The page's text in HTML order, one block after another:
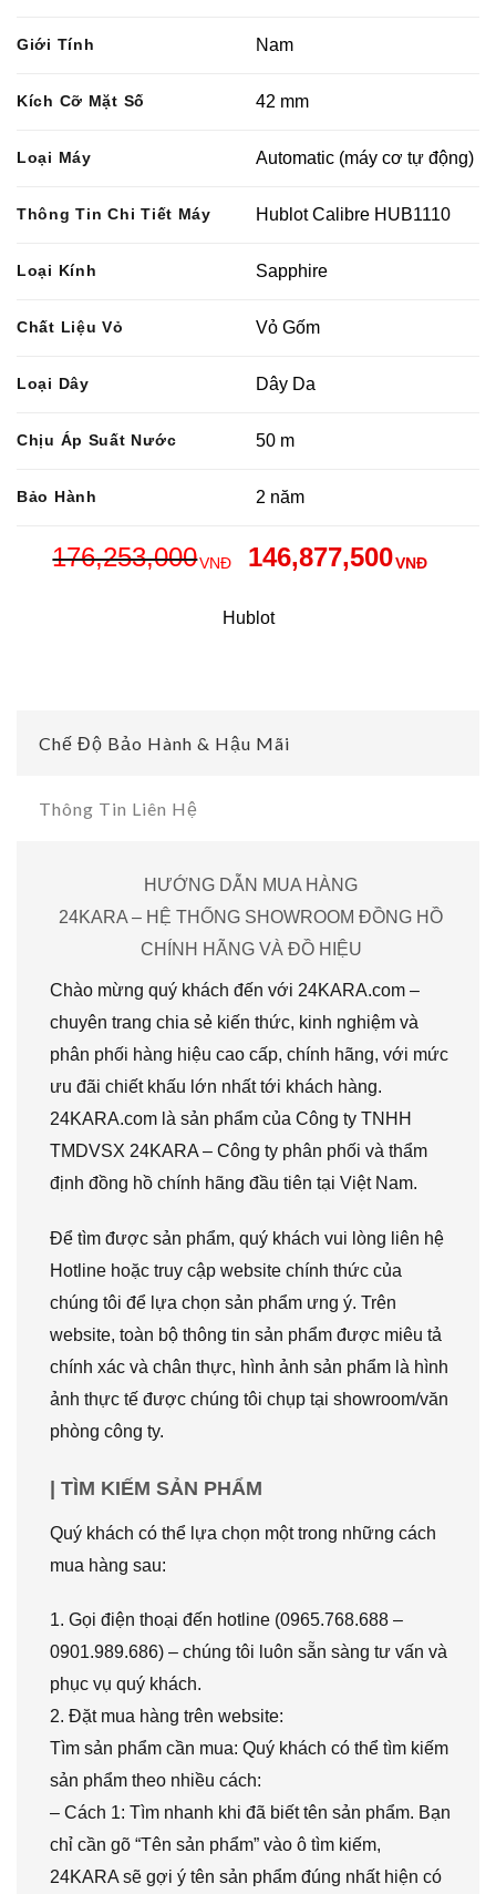
Giới Tính Nam
Kích Cỡ Mặt Số 42 mm
Loại Máy Automatic (máy cơ tự động)
Thông Tin Chi Tiết Máy Hublot Calibre HUB1110
Loại Kính Sapphire
Chất Liệu Vỏ Vỏ Gốm
Loại Dây Dây Da
Chịu Áp Suất Nước 50 m
Bảo Hành 2 năm
176,253,000VNĐ 146,877,500VNĐ
Hublot
Chế Độ Bảo Hành & Hậu Mãi
Thông Tin Liên Hệ
HƯỚNG DẪN MUA HÀNG
24KARA – HỆ THỐNG SHOWROOM ĐỒNG HỒ
CHÍNH HÃNG VÀ ĐỒ HIỆU
Chào mừng quý khách đến với 24KARA.com –
chuyên trang chia sẻ kiến thức, kinh nghiệm và
phân phối hàng hiệu cao cấp, chính hãng, với mức
ưu đãi chiết khấu lớn nhất tới khách hàng.
24KARA.com là sản phẩm của Công ty TNHH
TMDVSX 24KARA – Công ty phân phối và thẩm
định đồng hồ chính hãng đầu tiên tại Việt Nam.
Để tìm được sản phẩm, quý khách vui lòng liên hệ
Hotline hoặc truy cập website chính thức của
chúng tôi để lựa chọn sản phẩm ưng ý. Trên
website, toàn bộ thông tin sản phẩm được miêu tả
chính xác và chân thực, hình ảnh sản phẩm là hình
ảnh thực tế được chúng tôi chụp tại showroom/văn
phòng công ty.
| TÌM KIẾM SẢN PHẨM
Quý khách có thể lựa chọn một trong những cách
mua hàng sau:
1. Gọi điện thoại đến hotline (0965.768.688 –
0901.989.686) – chúng tôi luôn sẵn sàng tư vấn và
phục vụ quý khách.
2. Đặt mua hàng trên website:
Tìm sản phẩm cần mua: Quý khách có thể tìm kiếm
sản phẩm theo nhiều cách:
– Cách 1: Tìm nhanh khi đã biết tên sản phẩm. Bạn
chỉ cần gõ “Tên sản phẩm” vào ô tìm kiếm,
24KARA sẽ gợi ý tên sản phẩm đúng nhất hiện có